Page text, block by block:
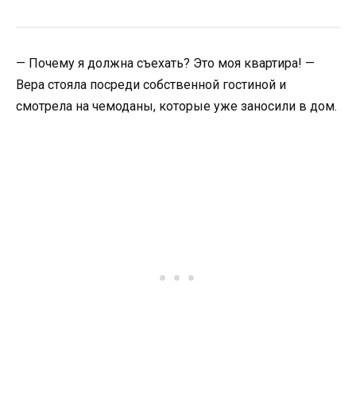
— Почему я должна съехать? Это моя квартира! —
Вера стояла посреди собственной гостиной и
смотрела на чемоданы, которые уже заносили в дом.